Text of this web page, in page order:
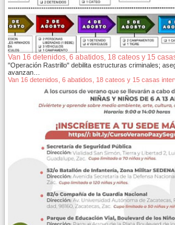
Van 16 detenidos, 6 abatidos, 18 cateos y 15
"Operación Rastrillo" debilita estructuras criminales;
avanzan…
Van 16 detenidos, 6 abatidos, 18 cateos y 15 casas